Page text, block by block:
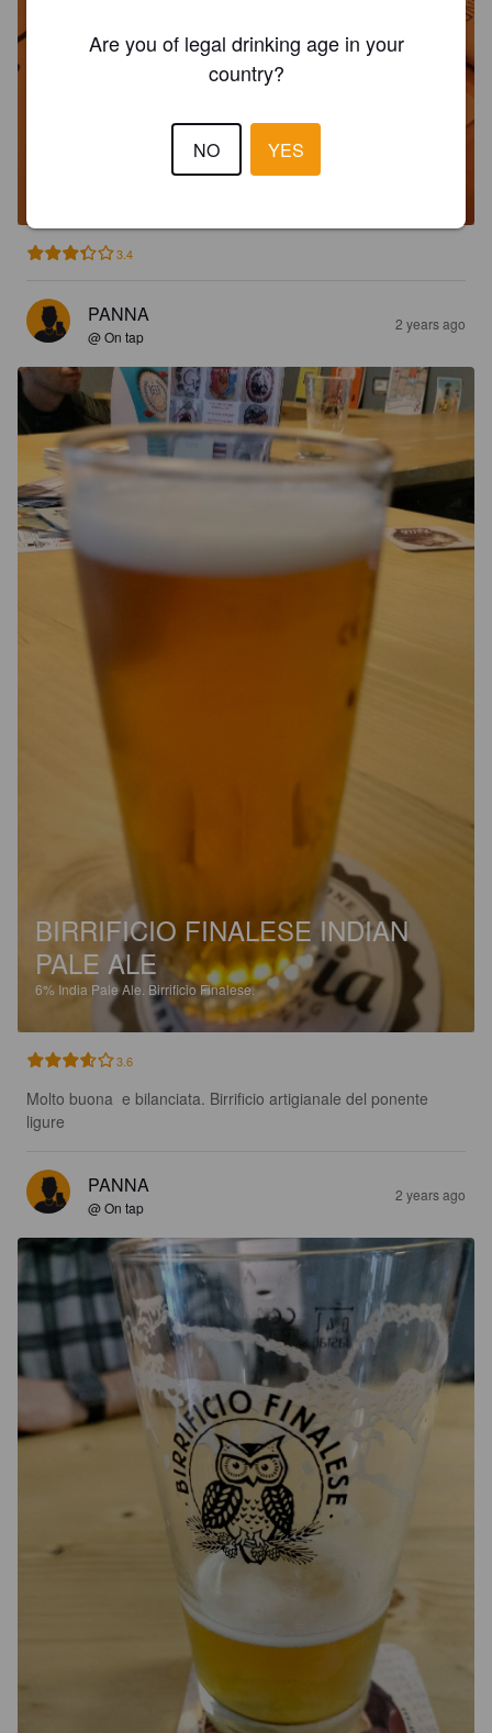
BIRRIFICIO FINALESE AMERICAN
American Pale Ale.Birrificio Finalese.
3.4
PANNA
@ On tap
2 years ago
BIRRIFICIO FINALESE INDIAN
PALE ALE
6% India Pale Ale. Birrificio Finalese.
3.6
Molto buona  e bilanciata. Birrificio artigianale del ponente
ligure
PANNA
@ On tap
2 years ago
Are you of legal drinking age in your
country?
NO YES